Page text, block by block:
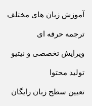
آموزش زبان های مختلف
ترجمه حرفه ای
ویرایش تخصصی و نیتیو
تولید محتوا
تعیین سطح زبان رایگان